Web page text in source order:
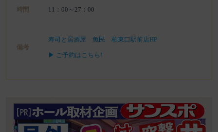
時間 11：00～27：00
備考
寿司と居酒屋 魚民 柏東口駅前店HP
▶ ご予約はこちら!